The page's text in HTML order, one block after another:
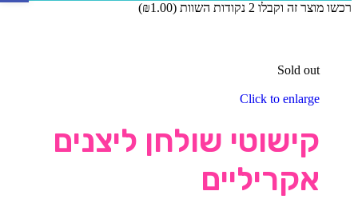
רכשו מוצר זה וקבלו 2 נקודות השוות ( ₪1.00
)
Sold out
Click to enlarge
קישוטי שולחן ליצנים
אקריליים